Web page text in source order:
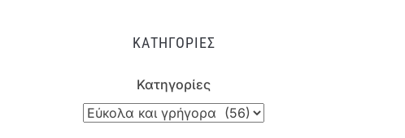
ΚΑΤΗΓΟΡΊΕΣ
Κατηγορίες